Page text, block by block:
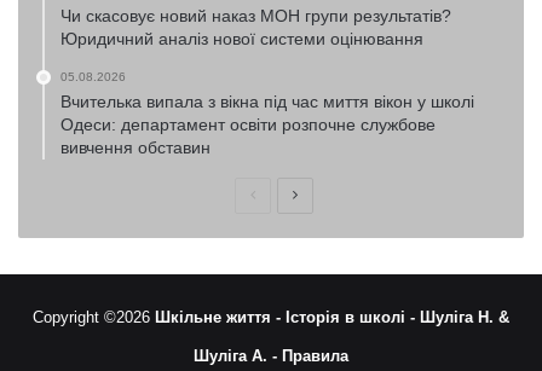
Чи скасовує новий наказ МОН групи результатів?
Юридичний аналіз нової системи оцінювання
05.08.2026
Вчителька випала з вікна під час миття вікон у школі
Одеси: департамент освіти розпочне службове
вивчення обставин
ПопередняНаступна
Copyright ©2026 Шкільне життя - Історія в школі - Шуліга Н. &
Шуліга А. - Правила